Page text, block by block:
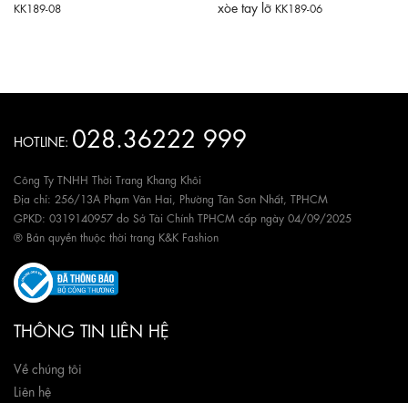
KK189-08
xòe tay lỡ KK189-06
HOTLINE: 028.36222 999
Công Ty TNHH Thời Trang Khang Khôi
Địa chỉ: 256/13A Phạm Văn Hai, Phường Tân Sơn Nhất, TPHCM
GPKD: 0319140957 do Sở Tài Chính TPHCM cấp ngày 04/09/2025
® Bản quyền thuộc thời trang K&K Fashion
THÔNG TIN LIÊN HỆ
Về chúng tôi
Liên hệ